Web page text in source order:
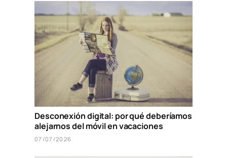
Desconexión digital: por qué deberíamos
alejarnos del móvil en vacaciones
07/07/2026